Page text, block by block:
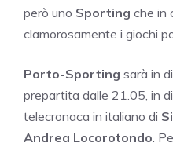
però uno Sporting che in
clamorosamente i giochi
Porto-Sporting sarà in
prepartita dalle 21.05, in
telecronaca in italiano di
Andrea Locorotondo.